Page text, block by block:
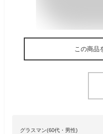
この商品
グラスマン(60代・男性)